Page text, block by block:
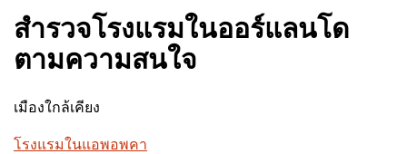
สำรวจโรงแรมในออร์แลนโด
ตามความสนใจ
เมืองใกล้เคียง
โรงแรมในแอพอพคา